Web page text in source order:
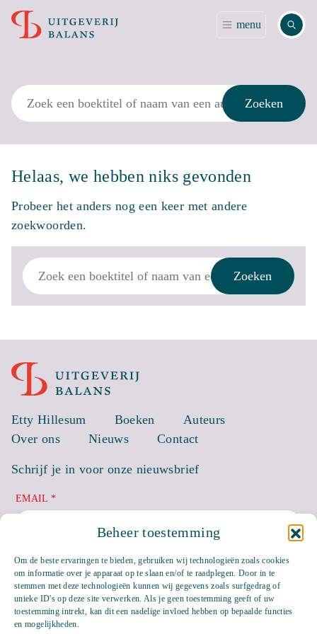
Beheer toestemming
Om de beste ervaringen te bieden, gebruiken wij technologieën zoals cookies
om informatie over je apparaat op te slaan en/of te raadplegen. Door in te
stemmen met deze technologieën kunnen wij gegevens zoals surfgedrag of
unieke ID's op deze site verwerken. Als je geen toestemming geeft of uw
toestemming intrekt, kan dit een nadelige invloed hebben op bepaalde functies
en mogelijkheden.
menu Zoek
Zoek
Zoeken
Helaas, we hebben niks gevonden
Probeer het anders nog een keer met andere
zoekwoorden.
Zoek
Zoeken
Etty Hillesum Boeken
Auteurs
Over ons
Nieuws Contact
Schrijf je in voor onze nieuwsbrief
EMAIL *